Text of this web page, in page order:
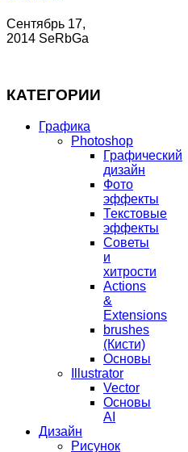
Сентябрь 17,
2014 SeRbGa
КАТЕГОРИИ
Графика
Photoshop
Графический
дизайн
Фото
эффекты
Текстовые
эффекты
Советы
и
хитрости
Actions
&
Extensions
brushes
(Кисти)
Основы
Illustrator
Vector
Основы
AI
Дизайн
Рисунок